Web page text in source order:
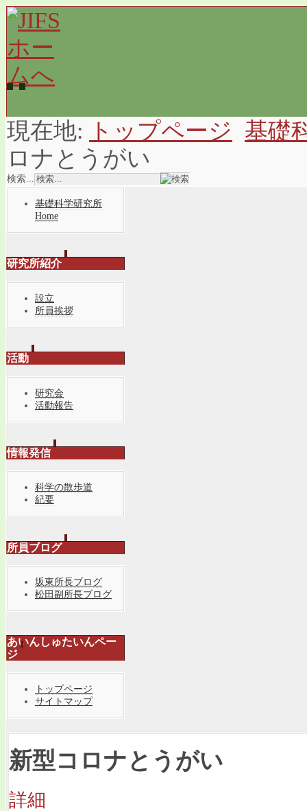
現在地: トップページ 基礎
ロナとうがい
検索...
基礎科学研究所
Home
研究所紹介
設立
所員挨拶
活動
研究会
活動報告
情報発信
科学の散歩道
紀要
所員ブログ
坂東所長ブログ
松田副所長ブログ
あいんしゅたいんペー
ジ
トップページ
サイトマップ
新型コロナとうがい
詳細